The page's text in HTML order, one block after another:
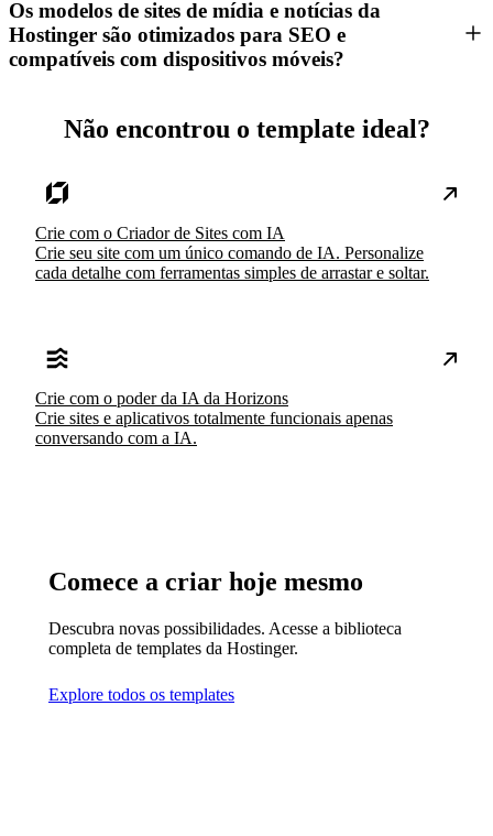
Os modelos de sites de mídia e notícias da
Hostinger são otimizados para SEO e
compatíveis com dispositivos móveis?
Não encontrou o template ideal?
Crie com o Criador de Sites com IA
Crie seu site com um único comando de IA. Personalize
cada detalhe com ferramentas simples de arrastar e soltar.
Crie com o poder da IA da Horizons
Crie sites e aplicativos totalmente funcionais apenas
conversando com a IA.
Comece a criar hoje mesmo
Descubra novas possibilidades. Acesse a biblioteca
completa de templates da Hostinger.
Explore todos os templates